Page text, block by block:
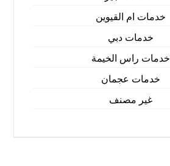
خدمات ام القيوين
خدمات دبي
خدمات راس الخيمة
خدمات عجمان
غير مصنف